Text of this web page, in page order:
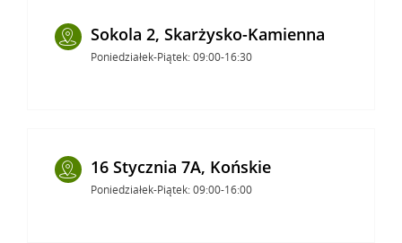
Sokola 2, Skarżysko-Kamienna
Poniedziałek-Piątek: 09:00-16:30
16 Stycznia 7A, Końskie
Poniedziałek-Piątek: 09:00-16:00